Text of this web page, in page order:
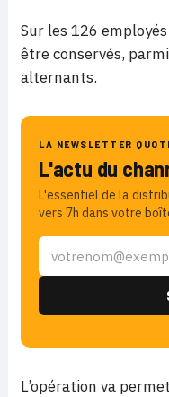
Sur les 126
être conservés,
alternants.
LA NEWSLETTER
L'actu du
L'essentiel de la
vers 7h dans votre
L’opération va